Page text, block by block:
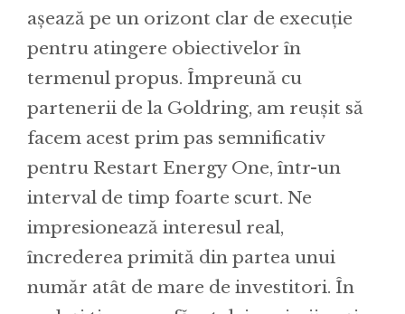
așează pe un orizont clar de execuție
pentru atingere obiectivelor în
termenul propus. Împreună cu
partenerii de la Goldring, am reușit să
facem acest prim pas semnificativ
pentru Restart Energy One, într-un
interval de timp foarte scurt. Ne
impresionează interesul real,
încrederea primită din partea unui
număr atât de mare de investitori. În